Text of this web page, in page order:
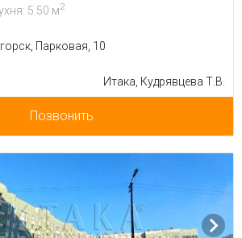
5.50 м2
Парковая, 10
Итака, Кудрявцева Т.В.
Позвонить